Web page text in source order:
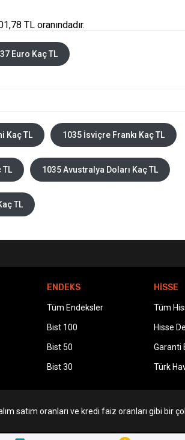
TL oranındadır.
Euro Kaç TL
Kaç TL 1035 İsviçre Frankı Kaç TL
TL 1035 Avustralya Doları Kaç TL
TL
ENDEKS
Tüm Endeksler
Bist 100
Bist 50
Bist 30
HİSSE
Tüm
Hisse
Garanti
Türk
satım oranları ve kredi faiz oranları gibi bir